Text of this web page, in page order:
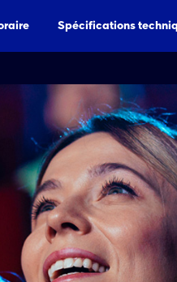
Spécifications